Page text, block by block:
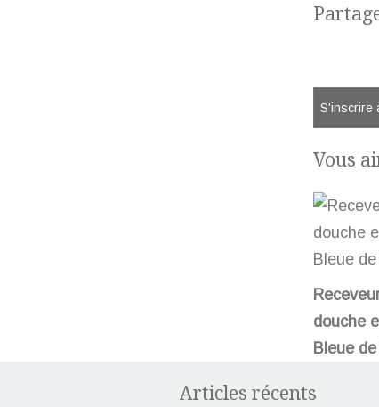
S'inscrire
Vous
douche
Bleue
Articles récents